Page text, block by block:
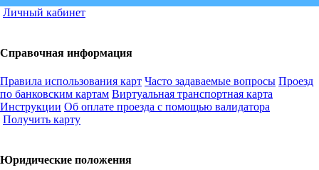
Личный кабинет
Справочная информация
Правила использования карт Часто задаваемые вопросы Проезд
по банковским картам Виртуальная транспортная карта
Инструкции Об оплате проезда с помощью валидатора
Получить карту
Юридические положения